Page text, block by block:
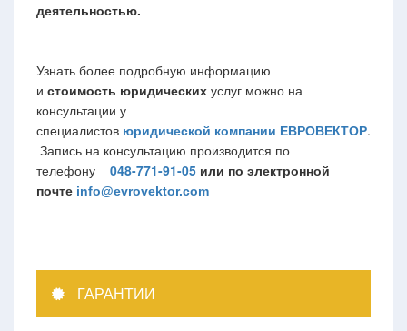
деятельностью.
Узнать более подробную информацию
и стоимость юридических услуг можно на
консультации у
специалистов юридической компании ЕВРОВЕКТОР.
Запись на консультацию производится по
телефону
048-771-91-05 или по электронной
почте info@evrovektor.com
ГАРАНТИИ